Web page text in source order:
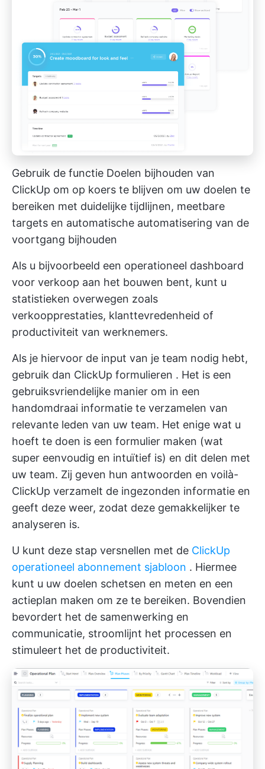
Gebruik de functie Doelen bijhouden van
ClickUp om op koers te blijven om uw doelen te
bereiken met duidelijke tijdlijnen, meetbare
targets en automatische automatisering van de
voortgang bijhouden
Als u bijvoorbeeld een operationeel dashboard
voor verkoop aan het bouwen bent, kunt u
statistieken overwegen zoals
verkoopprestaties, klanttevredenheid of
productiviteit van werknemers.
Als je hiervoor de input van je team nodig hebt,
gebruik dan ClickUp formulieren . Het is een
gebruiksvriendelijke manier om in een
handomdraai informatie te verzamelen van
relevante leden van uw team. Het enige wat u
hoeft te doen is een formulier maken (wat
super eenvoudig en intuïtief is) en dit delen met
uw team. Zij geven hun antwoorden en voilà-
ClickUp verzamelt de ingezonden informatie en
geeft deze weer, zodat deze gemakkelijker te
analyseren is.
U kunt deze stap versnellen met de ClickUp
operationeel abonnement sjabloon . Hiermee
kunt u uw doelen schetsen en meten en een
actieplan maken om ze te bereiken. Bovendien
bevordert het de samenwerking en
communicatie, stroomlijnt het processen en
stimuleert het de productiviteit.